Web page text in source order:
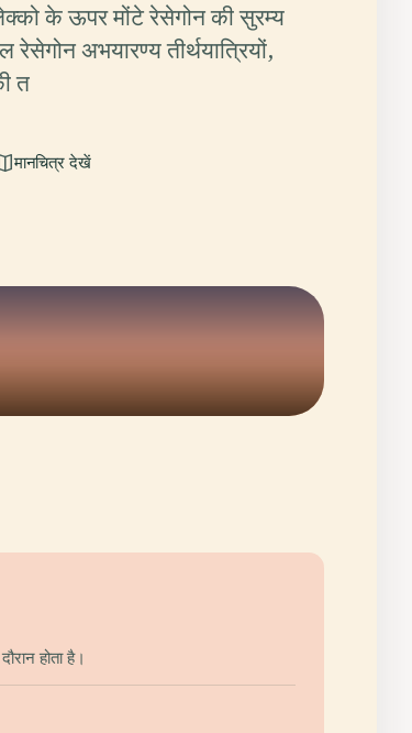
लेक्को के ऊपर मोंटे रेसेगोन की सुरम्य
रेसेगोन अभयारण्य तीर्थयात्रियों,
त
मानचित्र देखें
होता है।